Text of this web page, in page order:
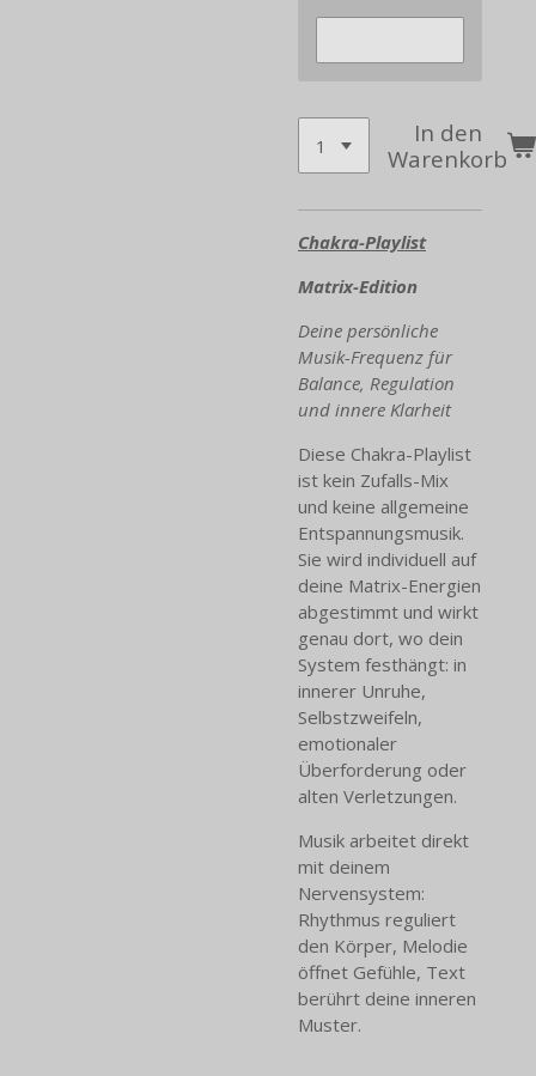
In den
Warenkorb
Chakra-Playlist
Matrix-Edition
Deine persönliche
Musik-Frequenz für
Balance, Regulation
und innere Klarheit
Diese Chakra-Playlist
ist kein Zufalls-Mix
und keine allgemeine
Entspannungsmusik.
Sie wird individuell auf
deine Matrix-Energien
abgestimmt und wirkt
genau dort, wo dein
System festhängt: in
innerer Unruhe,
Selbstzweifeln,
emotionaler
Überforderung oder
alten Verletzungen.
Musik arbeitet direkt
mit deinem
Nervensystem:
Rhythmus reguliert
den Körper, Melodie
öffnet Gefühle, Text
berührt deine inneren
Muster.